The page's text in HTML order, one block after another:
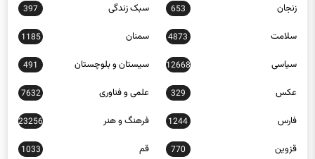
زنجان 653 سبک زندگی 397
سلامت 4873 سمنان 1185
سیاسی 12668 سیستان و بلوچستان 491
عکس 329 علمی و فناوری 7632
فارس 1244 فرهنگ و هنر 23256
قزوین 770 قم 1033